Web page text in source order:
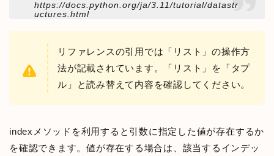
https://docs.python.org/ja/3.11/tutorial/datastr
uctures.html
リファレンスの引用では「リスト」の操作方
法が記載されています。「リスト」を「タプ
ル」と読み替えて内容を確認してください。
indexメソッドを利用すると引数に指定した値が存在するか
を確認できます。値が存在する場合は、該当するインデッ